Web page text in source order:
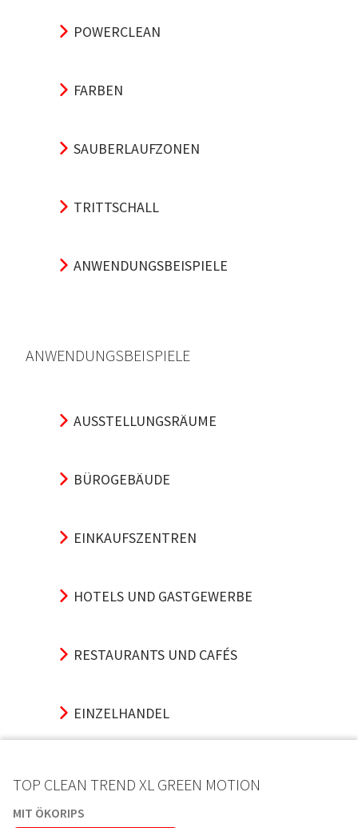
TOP CLEAN TREND XL GREEN MOTION
MIT ÖKORIPS
POWERCLEAN
FARBEN
SAUBERLAUFZONEN
TRITTSCHALL
ANWENDUNGSBEISPIELE
ANWENDUNGSBEISPIELE
AUSSTELLUNGSRÄUME
BÜROGEBÄUDE
EINKAUFSZENTREN
HOTELS UND GASTGEWERBE
RESTAURANTS UND CAFÉS
EINZELHANDEL